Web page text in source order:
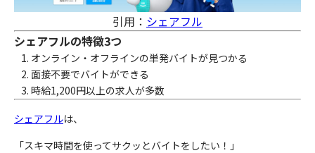
引用： シェアフル
シェアフルの特徴3つ
オンライン・オフラインの単発バイトが見つかる
面接不要でバイトができる
時給1,200円以上の求人が多数
シェアフルは、
「スキマ時間を使ってサクッとバイトをしたい！」